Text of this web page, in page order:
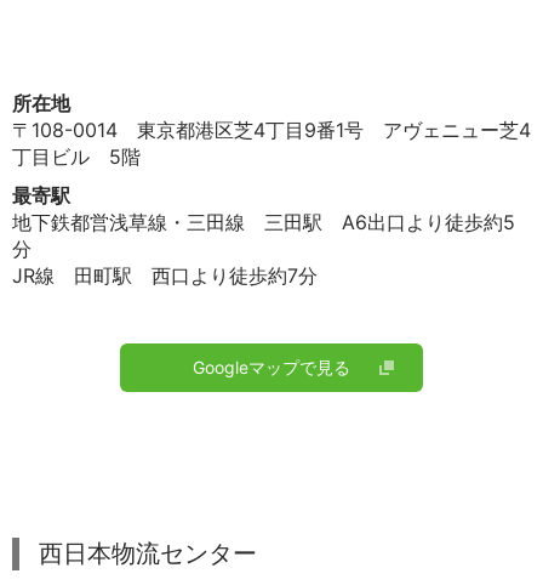
所在地
〒108-0014 東京都港区芝4丁目9番1号 アヴェニュー芝4
丁目ビル 5階
最寄駅
地下鉄都営浅草線・三田線 三田駅 A6出口より徒歩約5
分
JR線 田町駅 西口より徒歩約7分
Googleマップで見る
西日本物流センター